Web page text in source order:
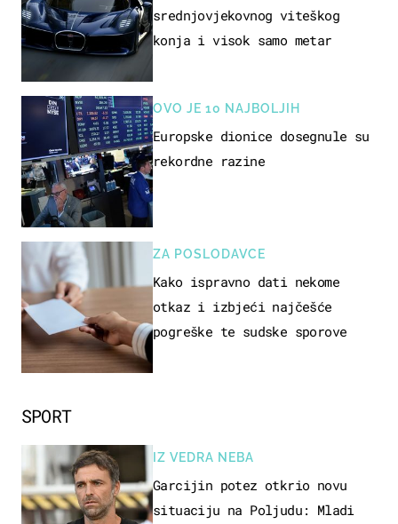
SPORT
IZ VEDRA NEBA
Garcijin potez otkrio novu
situaciju na Poljudu: Mladi
srednjovjekovnog viteškog
konja i visok samo metar
OVO JE 10 NAJBOLJIH
Europske dionice dosegnule su
rekordne razine
ZA POSLODAVCE
Kako ispravno dati nekome
otkaz i izbjeći najčešće
pogreške te sudske sporove